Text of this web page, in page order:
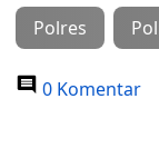
Polres
0 Komentar